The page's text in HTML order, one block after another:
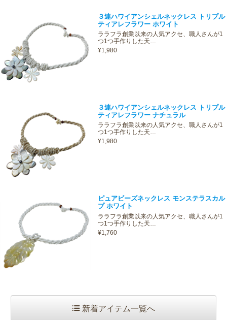
３連ハワイアンシェルネックレス トリプル
ティアレフラワー ホワイト
ララフラ創業以来の人気アクセ、職人さんが1
つ1つ手作りした天…
¥1,980
３連ハワイアンシェルネックレス トリプル
ティアレフラワー ナチュラル
ララフラ創業以来の人気アクセ、職人さんが1
つ1つ手作りした天…
¥1,980
ピュアビーズネックレス モンステラスカル
プ ホワイト
ララフラ創業以来の人気アクセ、職人さんが1
つ1つ手作りした天…
¥1,760
新着アイテム一覧へ